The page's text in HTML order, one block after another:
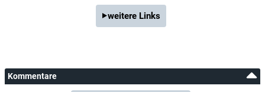
weitere Links
Kommentare